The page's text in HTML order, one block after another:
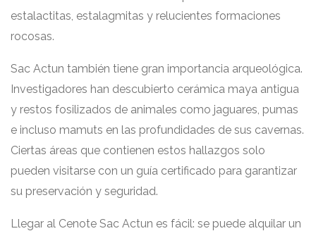
estalactitas, estalagmitas y relucientes formaciones
rocosas.
Sac Actun también tiene gran importancia arqueológica.
Investigadores han descubierto cerámica maya antigua
y restos fosilizados de animales como jaguares, pumas
e incluso mamuts en las profundidades de sus cavernas.
Ciertas áreas que contienen estos hallazgos solo
pueden visitarse con un guía certificado para garantizar
su preservación y seguridad.
Llegar al Cenote Sac Actun es fácil: se puede alquilar un